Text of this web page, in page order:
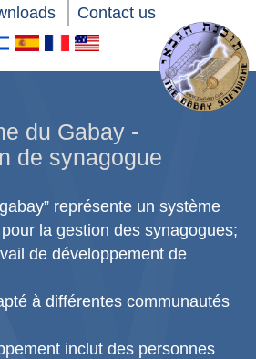
Contact us
du Gabay -
de synagogue
représente un système
la gestion des synagogues;
de développement de
à différentes communautés
inclut des personnes